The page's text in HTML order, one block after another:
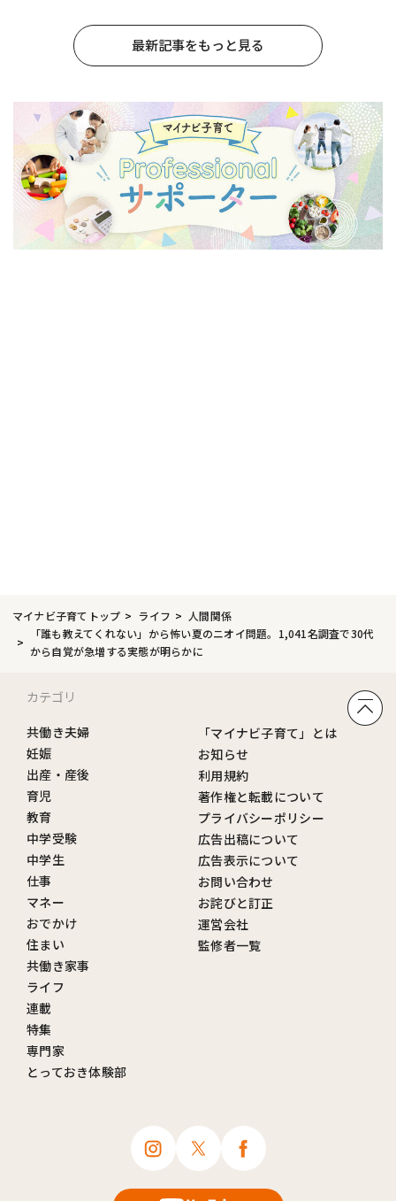
最新記事をもっと見る
マイナビ子育てトップ ライフ
人間関係
「誰も教えてくれない」から怖い夏のニオイ問題。1,041名調査で30代
から自覚が急増する実態が明らかに
カテゴリ
共働き夫婦
妊娠
出産・産後
育児
教育
中学受験
中学生
仕事
マネー
おでかけ
住まい
共働き家事
ライフ
連載
特集
専門家
とっておき体験部
「マイナビ子育て」とは
お知らせ
利用規約
著作権と転載について
プライバシーポリシー
広告出稿について
広告表示について
お問い合わせ
お詫びと訂正
運営会社
監修者一覧